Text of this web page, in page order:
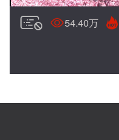
54.40万